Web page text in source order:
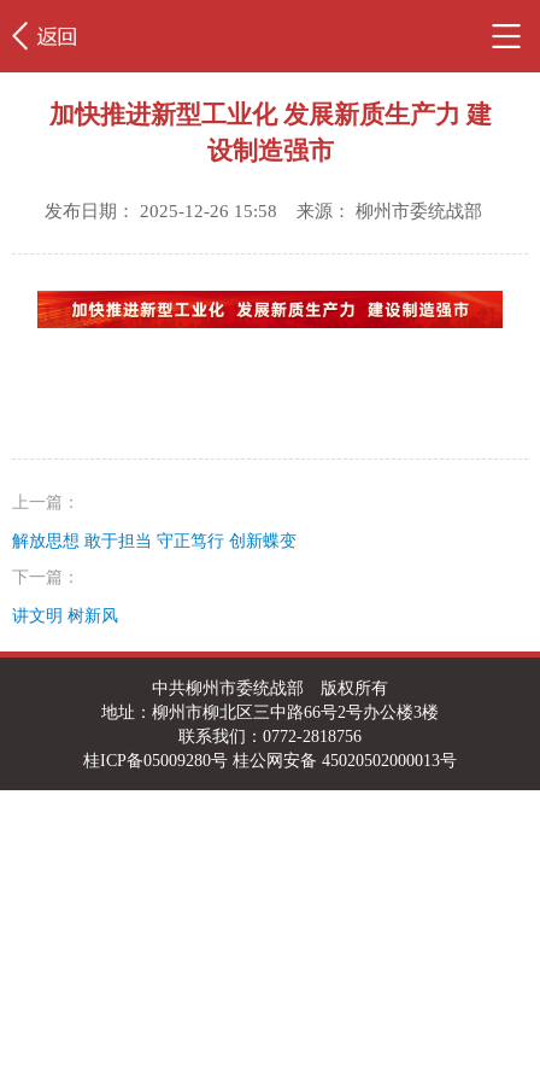
加快推进新型工业化 发展新质生产力 建
设制造强市
发布日期： 2025-12-26 15:58 来源： 柳州市委统战部
上一篇：
解放思想 敢于担当 守正笃行 创新蝶变
下一篇：
讲文明 树新风
中共柳州市委统战部 版权所有
地址：柳州市柳北区三中路66号2号办公楼3楼
联系我们：0772-2818756
桂ICP备05009280号 桂公网安备 45020502000013号